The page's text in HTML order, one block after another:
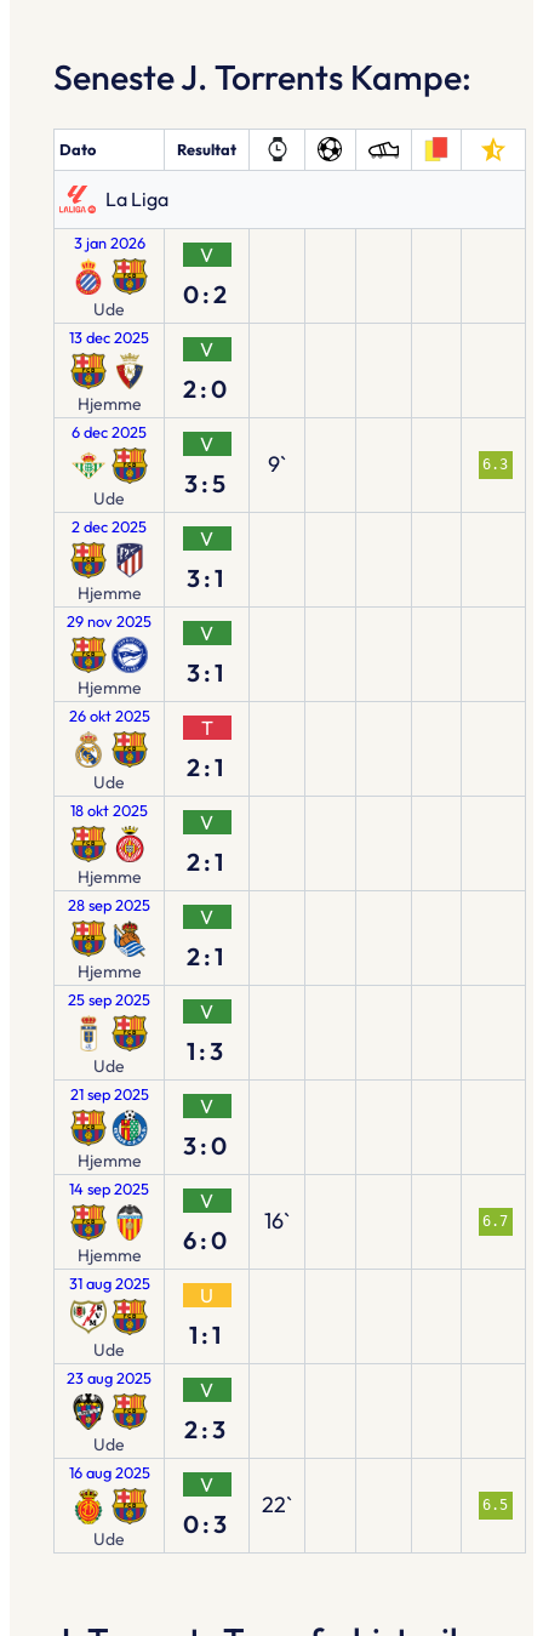
Seneste J. Torrents Kampe:
Dato Resultat
La Liga
3 jan 2026
Ude
V
0:2
13 dec 2025
Hjemme
V
2:0
6 dec 2025
Ude
V
3:5
9` 6.3
2 dec 2025
Hjemme
V
3:1
29 nov 2025
Hjemme
V
3:1
26 okt 2025
Ude
T
2:1
18 okt 2025
Hjemme
V
2:1
28 sep 2025
Hjemme
V
2:1
25 sep 2025
Ude
V
1:3
21 sep 2025
Hjemme
V
3:0
14 sep 2025
Hjemme
V
6:0
16` 6.7
31 aug 2025
Ude
U
1:1
23 aug 2025
Ude
V
2:3
16 aug 2025
Ude
V
0:3
22` 6.5